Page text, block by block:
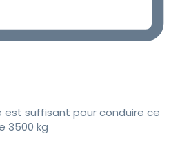
est suffisant pour conduire ce
3500 kg